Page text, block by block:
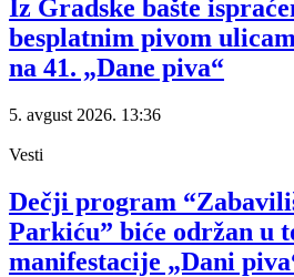
Iz Gradske bašte
besplatnim pivom
na 41. „Dane piva“
5. avgust 2026. 13:36
Vesti
Dečji program
Parkiću” biće održan u
manifestacije „Dani